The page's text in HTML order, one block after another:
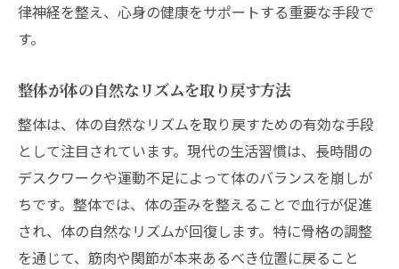
律神経を整え、心身の健康をサポートする重要な手段で
す。
整体が体の自然なリズムを取り戻す方法
整体は、体の自然なリズムを取り戻すための有効な手段
として注目されています。現代の生活習慣は、長時間の
デスクワークや運動不足によって体のバランスを崩しが
ちです。整体では、体の歪みを整えることで血行が促進
され、体の自然なリズムが回復します。特に骨格の調整
を通じて、筋肉や関節が本来あるべき位置に戻ること